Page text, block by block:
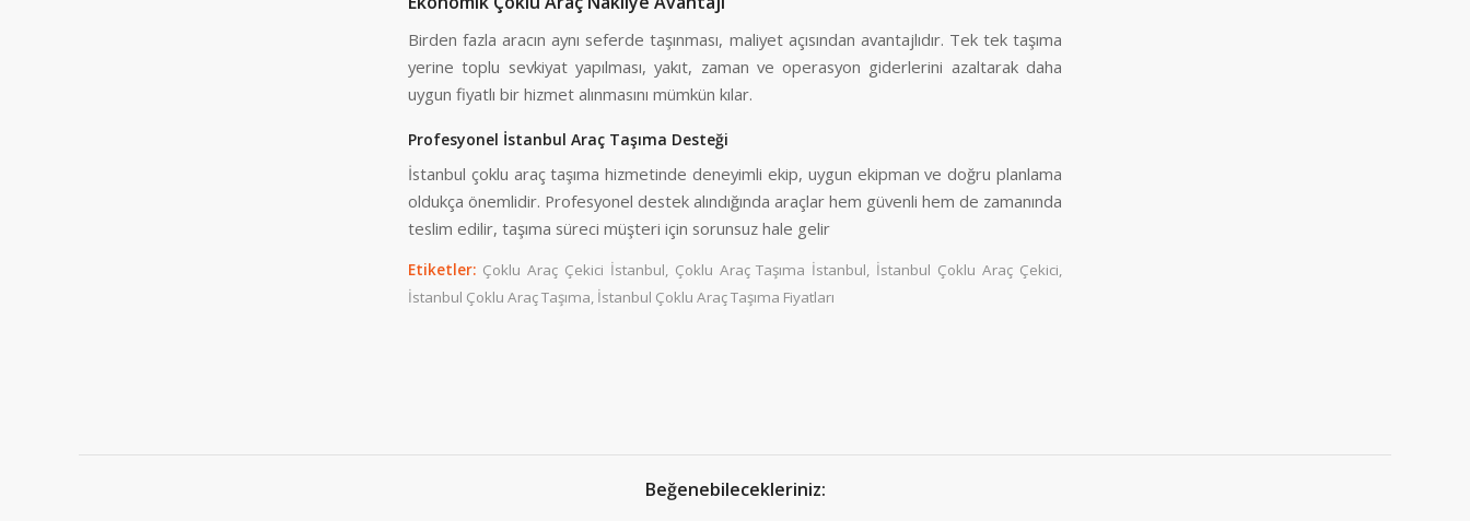
Birden fazla aracın aynı seferde taşınması, maliyet açısından avantajlıdır. Tek tek taşıma
yerine toplu sevkiyat yapılması, yakıt, zaman ve operasyon giderlerini azaltarak daha
uygun fiyatlı bir hizmet alınmasını mümkün kılar.
Profesyonel İstanbul Araç Taşıma Desteği
İstanbul çoklu araç taşıma hizmetinde deneyimli ekip, uygun ekipman ve doğru planlama
oldukça önemlidir. Profesyonel destek alındığında araçlar hem güvenli hem de zamanında
teslim edilir, taşıma süreci müşteri için sorunsuz hale gelir
Etiketler: Çoklu Araç Çekici İstanbul, Çoklu Araç Taşıma İstanbul, İstanbul Çoklu Araç Çekici,
İstanbul Çoklu Araç Taşıma, İstanbul Çoklu Araç Taşıma Fiyatları
Beğenebilecekleriniz: